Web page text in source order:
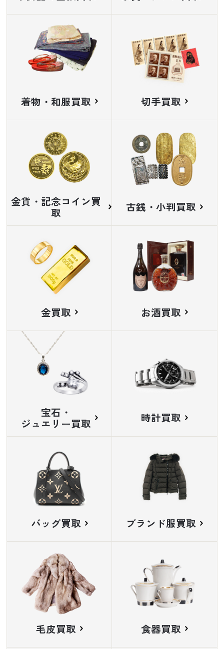
着物・和服買取 切手買取
金貨・記念コイン買
取 古銭・小判買取
金買取 お酒買取
宝石・
ジュエリー買取 時計買取
バッグ買取 ブランド服買取
毛皮買取 食器買取